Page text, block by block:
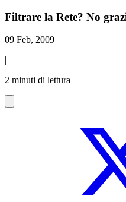
Filtrare la Rete? No
09 Feb, 2009
|
2 minuti di lettura